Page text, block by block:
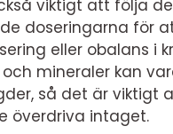
viktigt att följa de
doseringarna för
eller obalans i
mineraler kan
så det är viktigt
överdriva intaget.